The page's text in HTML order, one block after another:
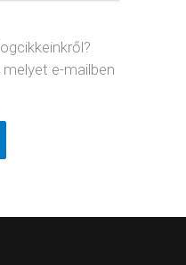
e-mailben